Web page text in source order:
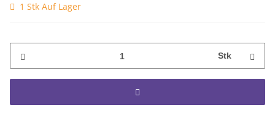
1 Stk Auf Lager
Stk